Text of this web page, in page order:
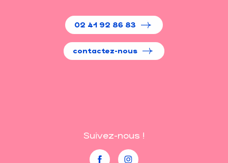
02 41 92 86 83
contactez-nous
Suivez-nous !